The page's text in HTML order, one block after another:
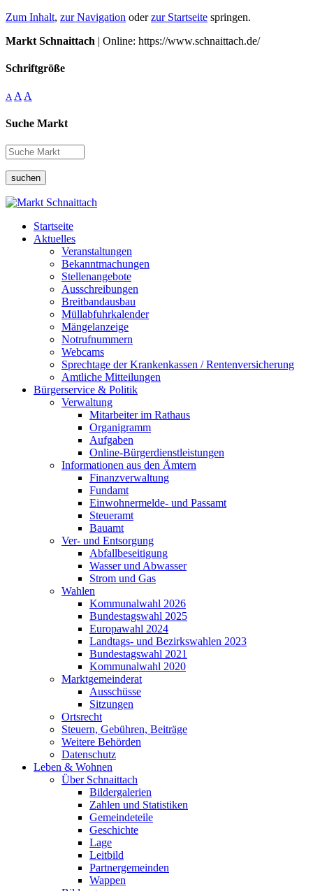
Zum Inhalt, zur Navigation oderzur Startseite springen.
Markt Schnaittach | Online: https://www.schnaittach.de/
Schriftgröße
A A A
Suche Markt
suchen
Startseite
Aktuelles
Veranstaltungen
Bekanntmachungen
Stellenangebote
Ausschreibungen
Breitbandausbau
Müllabfuhrkalender
Mängelanzeige
Notrufnummern
Webcams
Sprechtage der Krankenkassen / Rentenversicherung
Amtliche Mitteilungen
Bürgerservice & Politik
Verwaltung
Mitarbeiter im Rathaus
Organigramm
Aufgaben
Online-Bürgerdienstleistungen
Informationen aus den Ämtern
Finanzverwaltung
Fundamt
Einwohnermelde- und Passamt
Steueramt
Bauamt
Ver- und Entsorgung
Abfallbeseitigung
Wasser und Abwasser
Strom und Gas
Wahlen
Kommunalwahl 2026
Bundestagswahl 2025
Europawahl 2024
Landtags- und Bezirkswahlen 2023
Bundestagswahl 2021
Kommunalwahl 2020
Marktgemeinderat
Ausschüsse
Sitzungen
Ortsrecht
Steuern, Gebühren, Beiträge
Weitere Behörden
Datenschutz
Leben & Wohnen
Über Schnaittach
Bildergalerien
Zahlen und Statistiken
Gemeindeteile
Geschichte
Lage
Leitbild
Partnergemeinden
Wappen